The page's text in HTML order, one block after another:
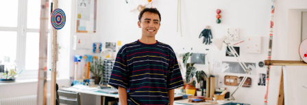
ESPACES DE PRATIQUE ARTISTIQUE
Recherche
Connexion
↓